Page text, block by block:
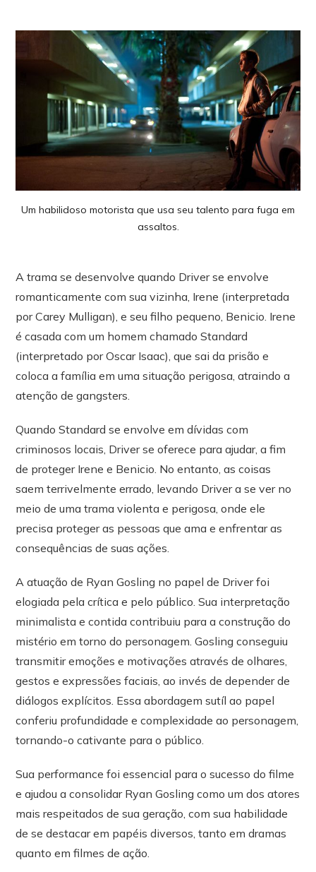
Um habilidoso motorista que usa seu talento para fuga em
assaltos.
A trama se desenvolve quando Driver se envolve
romanticamente com sua vizinha, Irene (interpretada
por Carey Mulligan), e seu filho pequeno, Benicio. Irene
é casada com um homem chamado Standard
(interpretado por Oscar Isaac), que sai da prisão e
coloca a família em uma situação perigosa, atraindo a
atenção de gangsters.
Quando Standard se envolve em dívidas com
criminosos locais, Driver se oferece para ajudar, a fim
de proteger Irene e Benicio. No entanto, as coisas
saem terrivelmente errado, levando Driver a se ver no
meio de uma trama violenta e perigosa, onde ele
precisa proteger as pessoas que ama e enfrentar as
consequências de suas ações.
A atuação de Ryan Gosling no papel de Driver foi
elogiada pela crítica e pelo público. Sua interpretação
minimalista e contida contribuiu para a construção do
mistério em torno do personagem. Gosling conseguiu
transmitir emoções e motivações através de olhares,
gestos e expressões faciais, ao invés de depender de
diálogos explícitos. Essa abordagem sutíl ao papel
conferiu profundidade e complexidade ao personagem,
tornando-o cativante para o público.
Sua performance foi essencial para o sucesso do filme
e ajudou a consolidar Ryan Gosling como um dos atores
mais respeitados de sua geração, com sua habilidade
de se destacar em papéis diversos, tanto em dramas
quanto em filmes de ação.